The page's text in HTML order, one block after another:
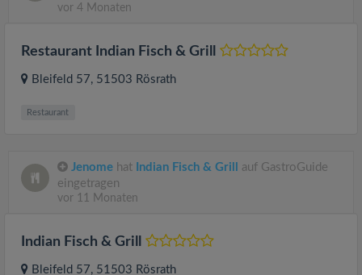
vor 4 Monaten
Restaurant Indian Fisch & Grill
Bleifeld 57, 51503 Rösrath
Restaurant
Jenome hat Indian Fisch & Grill
auf GastroGuide
eingetragen
vor 11 Monaten
Indian Fisch & Grill
Bleifeld 57, 51503 Rösrath